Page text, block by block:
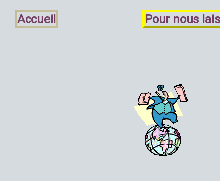
Accueil Pour nous